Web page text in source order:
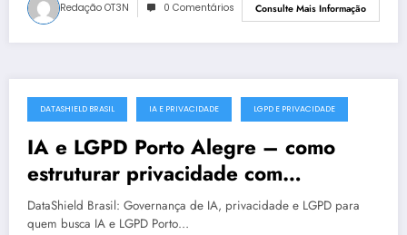
Redação OT3N 0 Comentários Consulte Mais Informação
julho 18, 2025
DATASHIELD BRASIL IA E PRIVACIDADE LGPD E PRIVACIDADE
IA e LGPD Porto Alegre – como
estruturar privacidade com
segurança
DataShield Brasil: Governança de IA, privacidade e LGPD para
quem busca IA e LGPD Porto…